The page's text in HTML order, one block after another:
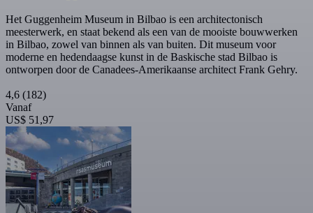
Het Guggenheim Museum in Bilbao is een architectonisch
meesterwerk, en staat bekend als een van de mooiste bouwwerken
in Bilbao, zowel van binnen als van buiten. Dit museum voor
moderne en hedendaagse kunst in de Baskische stad Bilbao is
ontworpen door de Canadees-Amerikaanse architect Frank Gehry.
4,6 (182)
Vanaf
US$ 51,97